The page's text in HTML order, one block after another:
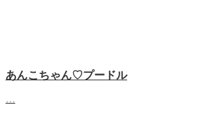
あんこちゃん♡‬プードル